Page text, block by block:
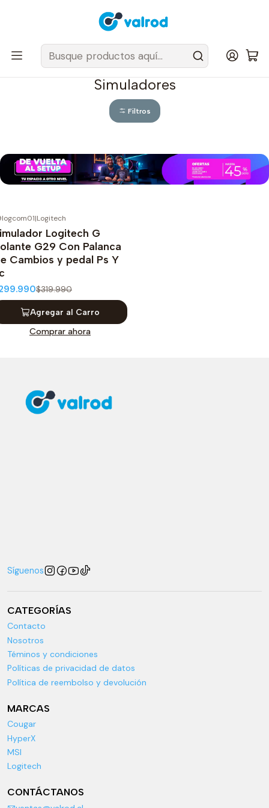
Despacho Gratis en tus sillas Cougar en el Gran Santiago
Inicio Periféricos y accesorios Simuladores
Simuladores
Filtros
OFF
|Logitech
Logitech G
G29 Con Palanca
Cambios y pedal Ps Y
$319.990
Agregar al Carro
Comprar ahora
Síguenos
CATEGORÍAS
Contacto
Nosotros
Téminos y condiciones
Políticas de privacidad de datos
Política de reembolso y devolución
MARCAS
Cougar
HyperX
MSI
Logitech
CONTÁCTANOS